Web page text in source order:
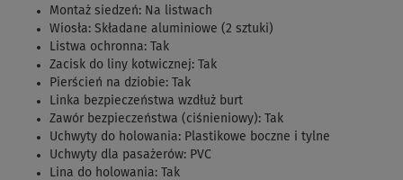
Montaż siedzeń: Na listwach
Wiosła: Składane aluminiowe (2 sztuki)
Listwa ochronna: Tak
Zacisk do liny kotwicznej: Tak
Pierścień na dziobie: Tak
Linka bezpieczeństwa wzdłuż burt
Zawór bezpieczeństwa (ciśnieniowy): Tak
Uchwyty do holowania: Plastikowe boczne i tylne
Uchwyty dla pasażerów: PVC
Lina do holowania: Tak